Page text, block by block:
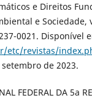
e Direitos
e Sociedade,
0021. Disponível
etc/revistas/
de 2023.
FEDERAL DA 5a